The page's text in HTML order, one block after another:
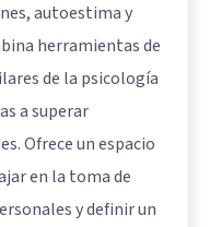
autoestima y
herramientas de
de la psicología
a superar
Ofrece un espacio
en la toma de
y definir un